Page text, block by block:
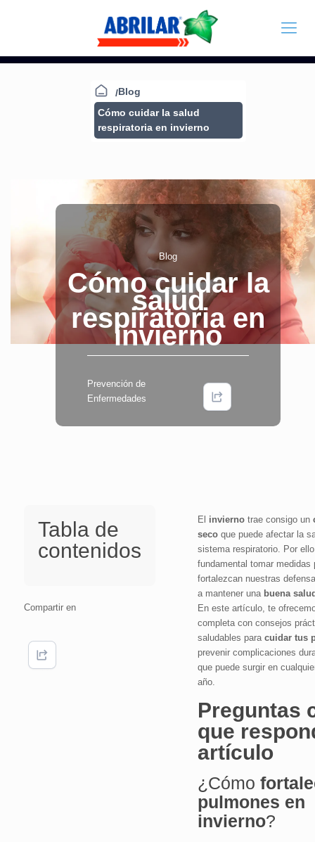
Blog
Cómo cuidar la salud
respiratoria en invierno
Blog
Cómo cuidar la
salud
respiratoria en
invierno
Prevención de
Enfermedades
Tabla de
contenidos
Compartir en
El inviernotrae consigo un
secoque puede afectar la
sistema respiratorio. Por
fundamental tomar medidas
fortalezcan nuestras
a mantener una buena
En este artículo, te
completa con consejos
saludables para cuidar tus
prevenir complicaciones
que puede surgir en
año.
Preguntas
que
artículo
¿Cómo
pulmones en
invierno?